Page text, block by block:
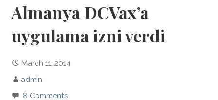
Almanya DCVax’a
uygulama izni verdi
March 11, 2014
admin
8 Comments